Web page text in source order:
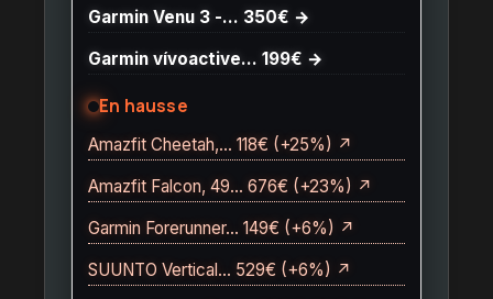
Garmin Venu 3 -… 350€ →
Garmin vívoactive… 199€ →
En hausse
Amazfit Cheetah,… 118€ (+25%) ↗
Amazfit Falcon, 49… 676€ (+23%) ↗
Garmin Forerunner… 149€ (+6%) ↗
SUUNTO Vertical… 529€ (+6%) ↗